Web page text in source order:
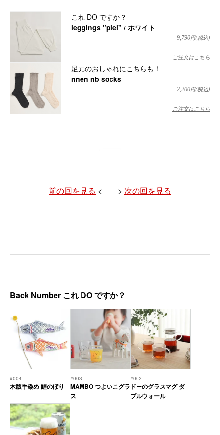
これ DO ですか？
leggings "piel" / ホワイト
9,790円(税込)
ご注文はこちら
足元のおしゃれにこちらも！
rinen rib socks
2,200円(税込)
ご注文はこちら
前の回を見る < > 次の回を見る
Back Number これ DO ですか？
#004
木版手染め 鯉のぼり
#003
MAMBO つよいこグラ
ス
#002
ドーのグラスマグ ダ
ブルウォール